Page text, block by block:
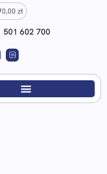
0,00 zł
501 602 700